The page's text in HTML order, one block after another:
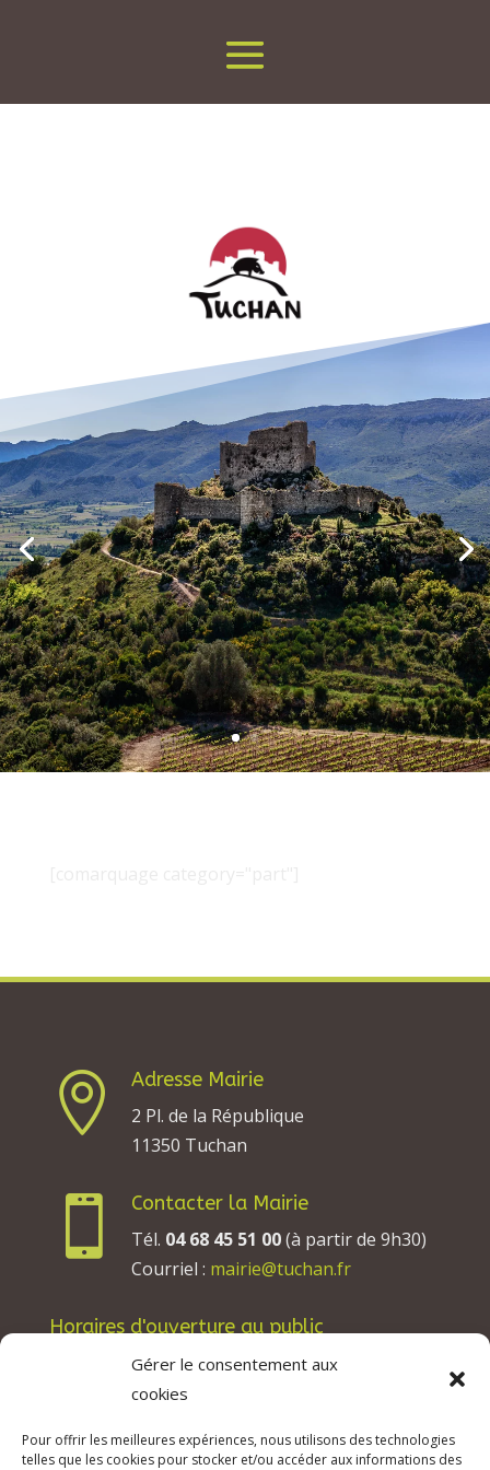
Gérer le consentement aux
cookies
Pour offrir les meilleures expériences, nous utilisons des technologies
telles que les cookies pour stocker et/ou accéder aux informations des

Adresse Mairie
2 Pl. de la République
11350 Tuchan

Contacter la Mairie
Tél. 04 68 45 51 00(à partir de 9h30)
Courriel : mairie@tuchan.fr
Horaires d'ouverture au public
Les lundis, mardis et jeudis : de 8h à 12h et de
13h30 à 17h30.
Les vendredis : de 8h à 12h.